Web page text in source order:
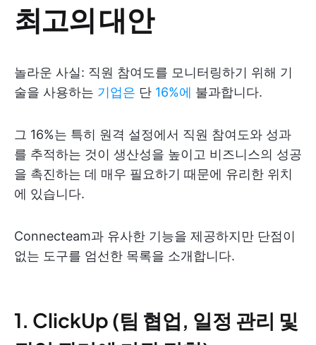
최고의 대안
놀라운 사실: 직원 참여도를 모니터링하기 위해 기
술을 사용하는 기업은 단 16%에 불과합니다.
그 16%는 특히 원격 설정에서 직원 참여도와 성과
를 추적하는 것이 생산성을 높이고 비즈니스의 성공
을 촉진하는 데 매우 필요하기 때문에 유리한 위치
에 있습니다.
Connecteam과 유사한 기능을 제공하지만 단점이
없는 도구를 엄선한 목록을 소개합니다.
1. ClickUp (팀 협업, 일정 관리 및